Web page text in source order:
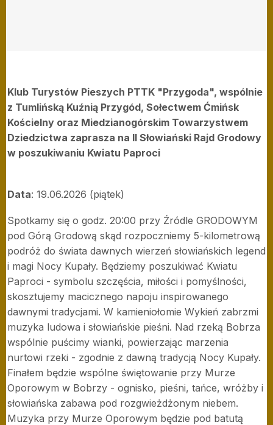
Klub Turystów Pieszych PTTK "Przygoda", wspólnie
z Tumlińską Kuźnią Przygód, Sołectwem Ćmińsk
Kościelny oraz Miedzianogórskim Towarzystwem
Dziedzictwa zaprasza na II Słowiański Rajd Grodowy
w poszukiwaniu Kwiatu Paproci
Data: 19.06.2026 (piątek)
Spotkamy się o godz. 20:00 przy Źródle GRODOWYM
pod Górą Grodową skąd rozpoczniemy 5-kilometrową
podróż do świata dawnych wierzeń słowiańskich legend
i magi Nocy Kupały. Będziemy poszukiwać Kwiatu
Paproci - symbolu szczęścia, miłości i pomyślności,
skosztujemy macicznego napoju inspirowanego
dawnymi tradycjami. W kamieniołomie Wykień zabrzmi
muzyka ludowa i słowiańskie pieśni. Nad rzeką Bobrza
wspólnie puścimy wianki, powierzając marzenia
nurtowi rzeki - zgodnie z dawną tradycją Nocy Kupały.
Finałem będzie wspólne świętowanie przy Murze
Oporowym w Bobrzy - ognisko, pieśni, tańce, wróżby i
słowiańska zabawa pod rozgwieżdżonym niebem.
Muzyka przy Murze Oporowym będzie pod batutą